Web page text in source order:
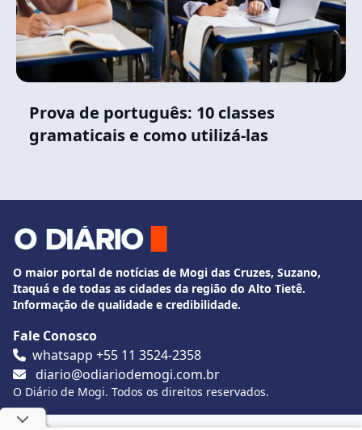
Prova de português: 10 classes
gramaticais e como utilizá-las
O maior portal de notícias de Mogi das Cruzes, Suzano,
Itaquá e de todas as cidades da região do Alto Tietê.
Informação de qualidade e credibilidade.
Fale Conosco
whatsapp +55 11 3524-2358
diario@odiariodemogi.com.br
O Diário de Mogi. Todos os direitos reservados.